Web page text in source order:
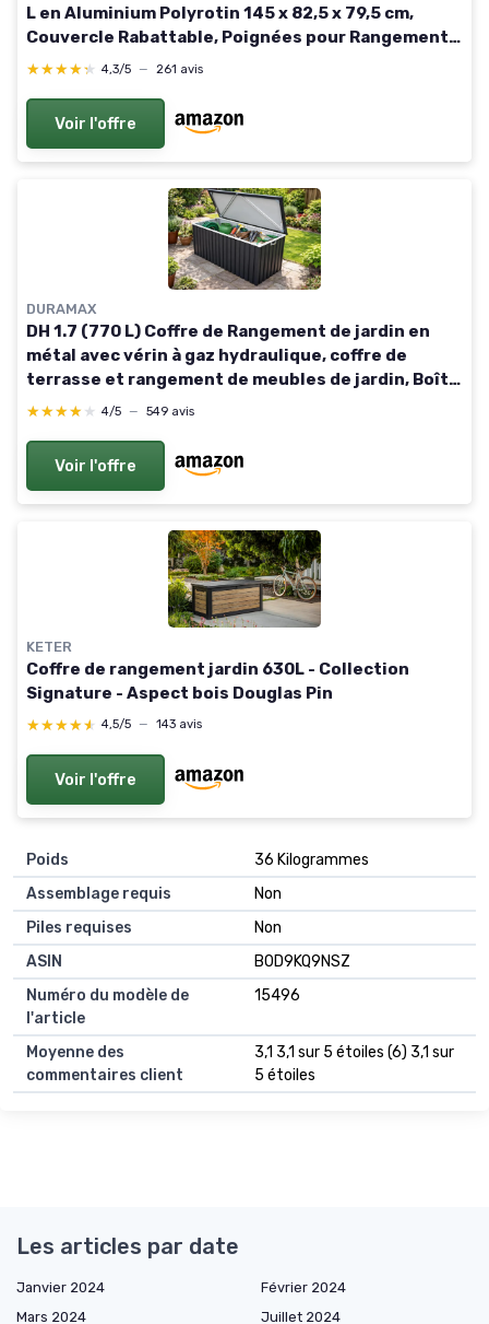
L en Aluminium Polyrotin 145 x 82,5 x 79,5 cm,
Couvercle Rabattable, Poignées pour Rangement
des Outils de Jardin, Jouets Gris Clair
★★★★★
★★★★★ 4,3/5 — 261 avis
Voir l'offre
DURAMAX
DH 1.7 (770 L) Coffre de Rangement de jardin en
métal avec vérin à gaz hydraulique, coffre de
terrasse et rangement de meubles de jardin, Boîte
de rangement coussins, anthracite 770L Gris
★★★★★
★★★★★ 4/5 — 549 avis
Voir l'offre
KETER
Coffre de rangement jardin 630L - Collection
Signature - Aspect bois Douglas Pin
★★★★★
★★★★★ 4,5/5 — 143 avis
Voir l'offre
Poids
‎36 Kilogrammes
Assemblage requis
‎Non
Piles requises
‎Non
ASIN
B0D9KQ9NSZ
Numéro du modèle de
l'article
15496
Moyenne des
commentaires client
3,1 3,1 sur 5 étoiles (6) 3,1 sur
5 étoiles
Les articles par date
Janvier 2024
Février 2024
Mars 2024
Juillet 2024